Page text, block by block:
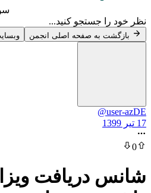
سوال ،
جستجو کنید...
به صفحه اصلی انجمن وبسایت ویزالند
ویزای